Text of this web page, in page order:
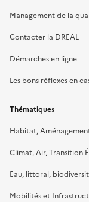
Management de la
Contacter la DREAL
Démarches en ligne
Les bons réflexes en
Thématiques
Habitat,
Climat, Air, Transition
Eau, littoral,
Mobilités et